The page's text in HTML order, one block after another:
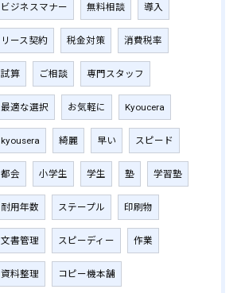
ビジネスマナー 無料相談 導入
リース契約 税金対策 消費税率
試算 ご相談 専門スタッフ
最適な選択 お気軽に Kyoucera
kyousera 綺麗 早い スピード
都会 小学生 学生 塾 学習塾
耐用年数 ステープル 印刷物
文書管理 スピーディー 作業
資料整理 コピー機本舗